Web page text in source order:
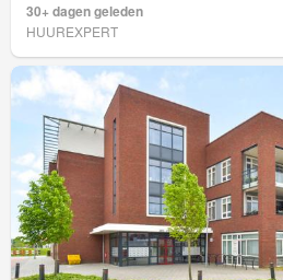
30+ dagen geleden
HUUREXPERT